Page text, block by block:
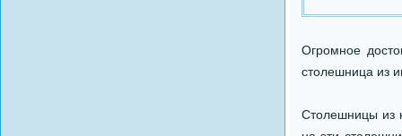
Огромное
столешница из
Столешницы из